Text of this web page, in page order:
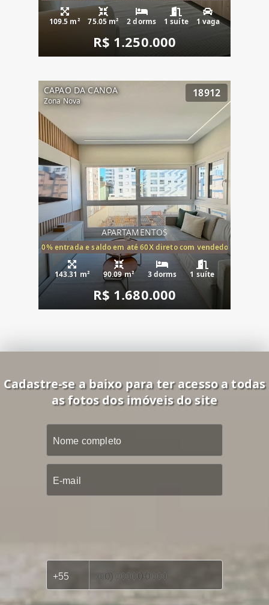
109.5 m² 75.05 m² 2 dorms 1 suíte 1 vaga
R$ 1.250.000
CAPAO DA CANOA
Zona Nova
18912
APARTAMENTOS
20% entrada e saldo em até 60X direto com vendedor
143.31 m² 90.09 m² 3 dorms 1 suíte
R$ 1.680.000
Cadastre-se a baixo para ter acesso a todas
as fotos dos imóveis do site